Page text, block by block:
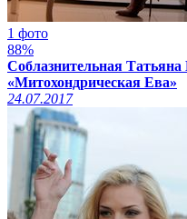
1 фото
88%
Соблазнительная
«Митохондрическая Ева»
24.07.2017